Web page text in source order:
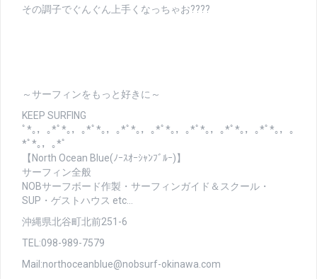
その調子でぐんぐん上手くなっちゃお????
～サーフィンをもっと好きに～
KEEP SURFING
ﾟ*｡，｡*ﾟ*｡，｡*ﾟ*｡，｡*ﾟ*｡，｡*ﾟ*｡，｡*ﾟ*｡，｡*ﾟ*｡，｡*ﾟ*｡，｡
*ﾟ*｡，｡*ﾟ
【North Ocean Blue(ﾉｰｽｵｰｼｬﾝﾌﾞﾙｰ)】
サーフィン全般
NOBサーフボード作製・サーフィンガイド＆スクール・
SUP・ゲストハウス etc…
沖縄県北谷町北前251-6
TEL:098-989-7579
Mail:northoceanblue@nobsurf-okinawa.com